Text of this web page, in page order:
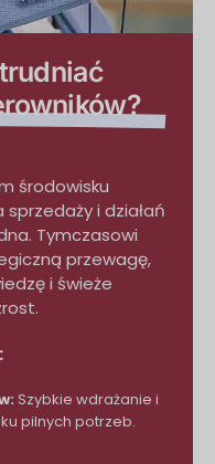
środowisku
i działań
Tymczasowi
przewagę,
i świeże
Szybkie wdrażanie i
pilnych potrzeb.